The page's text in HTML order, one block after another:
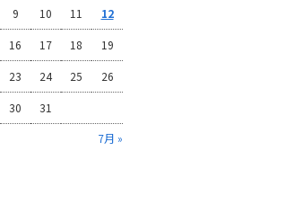
7月 »
9 10 11 12
16 17 18 19
23 24 25 26
30 31